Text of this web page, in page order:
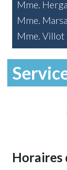
Mme.
Mme.
Mme. Villot
Horaires